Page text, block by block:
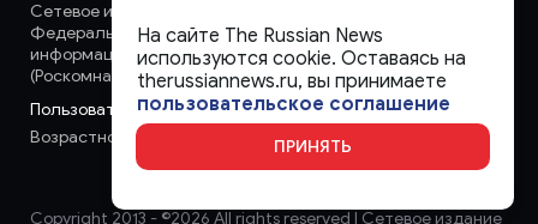
Сетевое издание «runews» (18+) зарегистрировано в
Федеральной службе по надзору в сфере связи,
информационных технологий и массовых коммуникаций
(Роскомнадзор)
Пользовательское соглашение
Возрастное ограничение:
Copyright 2013 - ©2026 All rights reserved | Сетевое издание
На сайте The Russian News
используются cookie. Оставаясь на
therussiannews.ru, вы принимаете
пользовательское соглашение
ПРИНЯТЬ